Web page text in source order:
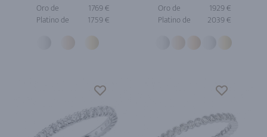
Oro de
1769 €
Platino de
1759 €
Oro de
1929 €
Platino de
2039 €